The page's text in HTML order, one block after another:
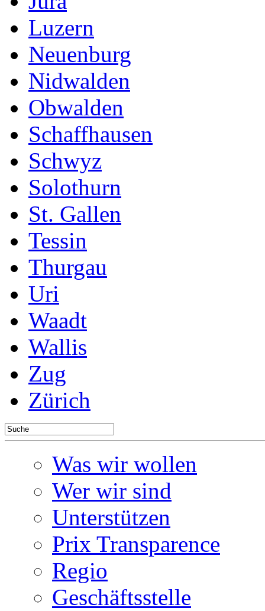
Luzern
Neuenburg
Nidwalden
Obwalden
Schaffhausen
Schwyz
Solothurn
St. Gallen
Tessin
Thurgau
Uri
Waadt
Wallis
Zug
Zürich
Was wir wollen
Wer wir sind
Unterstützen
Prix Transparence
Regio
Geschäftsstelle